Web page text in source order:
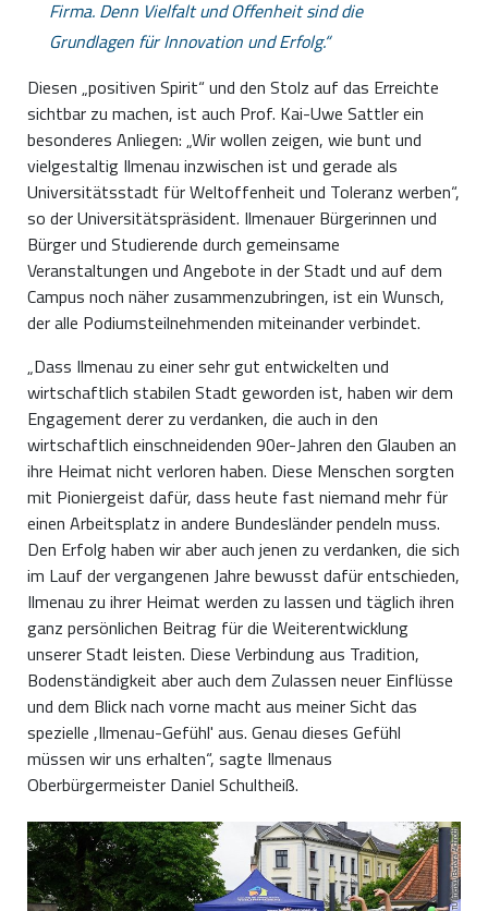
Firma. Denn Vielfalt und Offenheit sind die
Grundlagen für Innovation und Erfolg.
Diesen „positiven Spirit“ und den Stolz auf das Erreichte
sichtbar zu machen, ist auch Prof. Kai-Uwe Sattler ein
besonderes Anliegen: „Wir wollen zeigen, wie bunt und
vielgestaltig Ilmenau inzwischen ist und gerade als
Universitätsstadt für Weltoffenheit und Toleranz werben“,
so der Universitätspräsident. Ilmenauer Bürgerinnen und
Bürger und Studierende durch gemeinsame
Veranstaltungen und Angebote in der Stadt und auf dem
Campus noch näher zusammenzubringen, ist ein Wunsch,
der alle Podiumsteilnehmenden miteinander verbindet.
„Dass Ilmenau zu einer sehr gut entwickelten und
wirtschaftlich stabilen Stadt geworden ist, haben wir dem
Engagement derer zu verdanken, die auch in den
wirtschaftlich einschneidenden 90er-Jahren den Glauben an
ihre Heimat nicht verloren haben. Diese Menschen sorgten
mit Pioniergeist dafür, dass heute fast niemand mehr für
einen Arbeitsplatz in andere Bundesländer pendeln muss.
Den Erfolg haben wir aber auch jenen zu verdanken, die sich
im Lauf der vergangenen Jahre bewusst dafür entschieden,
Ilmenau zu ihrer Heimat werden zu lassen und täglich ihren
ganz persönlichen Beitrag für die Weiterentwicklung
unserer Stadt leisten. Diese Verbindung aus Tradition,
Bodenständigkeit aber auch dem Zulassen neuer Einflüsse
und dem Blick nach vorne macht aus meiner Sicht das
spezielle ,Ilmenau-Gefühl' aus. Genau dieses Gefühl
müssen wir uns erhalten“, sagte Ilmenaus
Oberbürgermeister Daniel Schultheiß.
TU Ilmenau/Barbara Aichroth